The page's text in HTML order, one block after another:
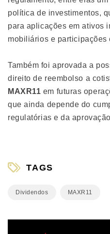
política de investimentos,
para aplicações em ativos
mobiliários e participações
Também foi aprovada a
direito de reembolso a
MAXR11 em futuras
que ainda depende do
regulatórias e da
TAGS
Dividendos MAXR11